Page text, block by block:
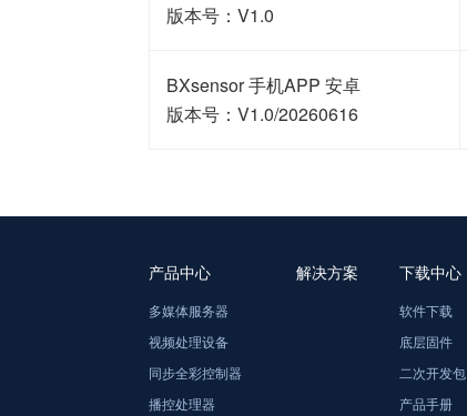
版本号：V1.0
BXsensor 手机APP 安卓
版本号：V1.0/20260616
产品中心
多媒体服务器
视频处理设备
同步全彩控制器
播控处理器
解决方案 下载中心
软件下载
底层固件
二次开发包
产品手册